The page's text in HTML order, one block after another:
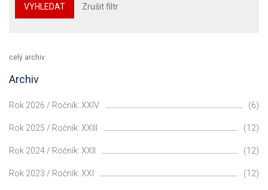
VYHLEDAT Zrušit filtr
celý archiv
Archiv
Rok 2026 / Ročník: XXIV (6)
Rok 2025 / Ročník: XXIII (12)
Rok 2024 / Ročník: XXII (12)
Rok 2023 / Ročník: XXI (12)